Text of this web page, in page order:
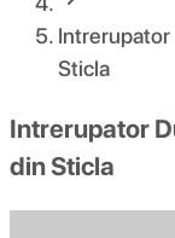
Intrerupator
Sticla
Intrerupator
din Sticla